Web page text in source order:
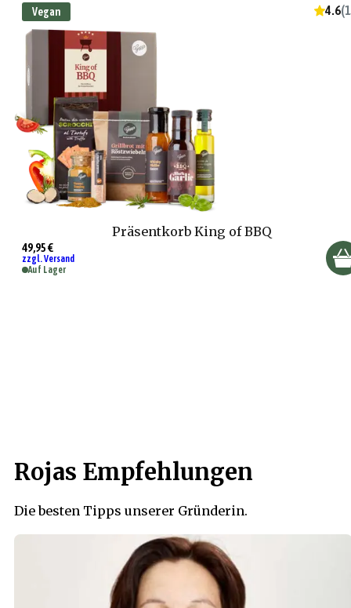
Vegan 4.6(
Präsentkorb King of BBQ
49,95 €
zzgl. Versand
Auf Lager
Rojas Empfehlungen
Die besten Tipps unserer Gründerin.